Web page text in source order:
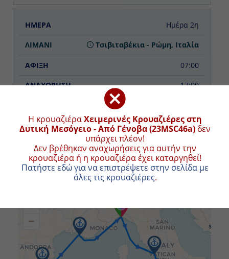
Η κρουαζιέραΧειμερινές Κρουαζιέρες στη Δυτική
Μεσόγειο - Από Γένοβα (23MSC46a)δεν υπάρχει
πλέον!
Δεν βρέθηκαν αναχωρήσεις για αυτήν την κρουαζιέρα
ή η κρουαζιέρα έχει καταργηθεί!
Πατήστε εδώ για να επιστρέψετε στην σελίδα με όλες
τις κρουαζιέρες.
Ημέρα 3η
Παλέρμο (Σικελία), Ιταλία
09:00
Ημέρα 4η
Βαλέτα, Μάλτα
ΧΑΡΤΗΣ ΚΡΟΥΑΖΙΕΡΑΣ
Συνολική απόσταση κρουαζιέρας:1778ναυτικά μίλια
(3293χλμ.)